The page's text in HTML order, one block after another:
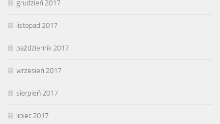
grudzień 2017
listopad 2017
październik 2017
wrzesień 2017
sierpień 2017
lipiec 2017